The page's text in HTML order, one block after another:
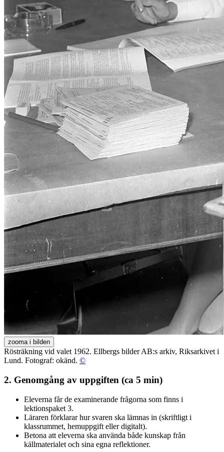
zooma i bilden
Rösträkning vid valet 1962. Ellbergs bilder AB:s arkiv, Riksarkivet i
Lund. Fotograf: okänd. ©
2. Genomgång av uppgiften (ca 5 min)
Eleverna får de examinerande frågorna som finns i
lektionspaket 3.
Läraren förklarar hur svaren ska lämnas in (skriftligt i
klassrummet, hemuppgift eller digitalt).
Betona att eleverna ska använda både kunskap från
källmaterialet och sina egna reflektioner.